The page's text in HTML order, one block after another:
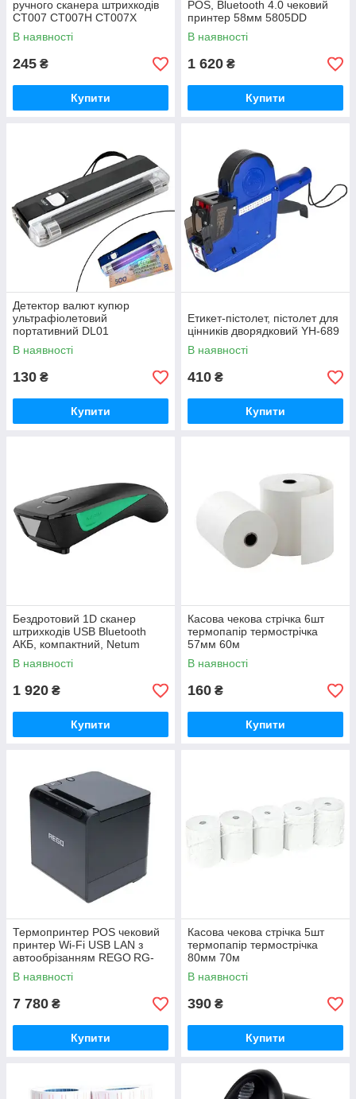
ручного сканера штрихкодів
CT007 CT007H CT007X
В наявності
245 ₴
Купити
POS, Bluetooth 4.0 чековий
принтер 58мм 5805DD
В наявності
1 620 ₴
Купити
Детектор валют купюр
ультрафіолетовий
портативний DL01
В наявності
130 ₴
Купити
Етикет-пістолет, пістолет для
цінників дворядковий YH-689
В наявності
410 ₴
Купити
Бездротовий 1D сканер
штрихкодів USB Bluetooth
АКБ, компактний, Netum
C740
В наявності
1 920 ₴
Купити
Касова чекова стрічка 6шт
термопапір термострічка
57мм 60м
В наявності
160 ₴
Купити
Термопринтер POS чековий
принтер Wi-Fi USB LAN з
автообрізанням REGO RG-
P80B 58/80мм
В наявності
7 780 ₴
Купити
Касова чекова стрічка 5шт
термопапір термострічка
80мм 70м
В наявності
390 ₴
Купити